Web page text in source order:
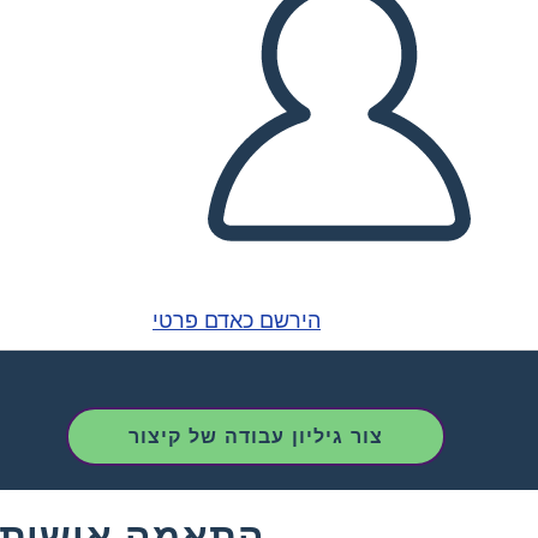
הירשם כאדם פרטי
צור גיליון עבודה של קיצור